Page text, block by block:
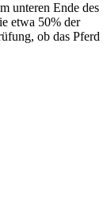
unteren Ende des
etwa 50% der
ob das Pferd